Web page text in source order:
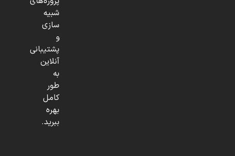
شبیه
سازی
و
پشتیبانی
آنلاین
به
طور
کامل
بهره
ببرید.